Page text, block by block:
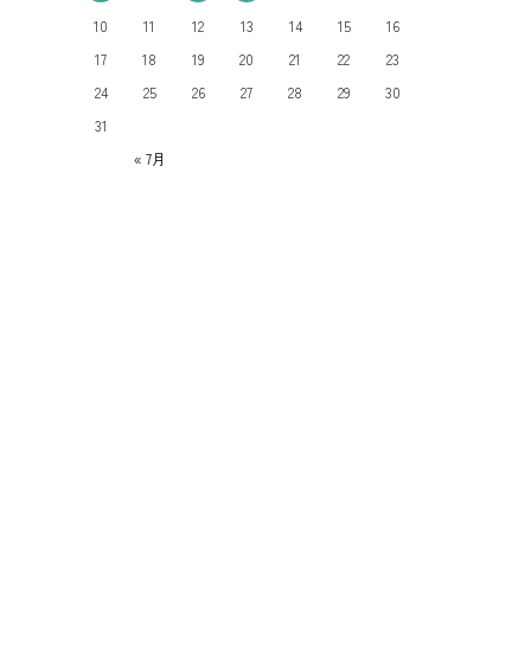
« 7月
10 11 12 13 14 15
16
17
18 19 20 21 22
23
24
25 26 27 28 29
30
31